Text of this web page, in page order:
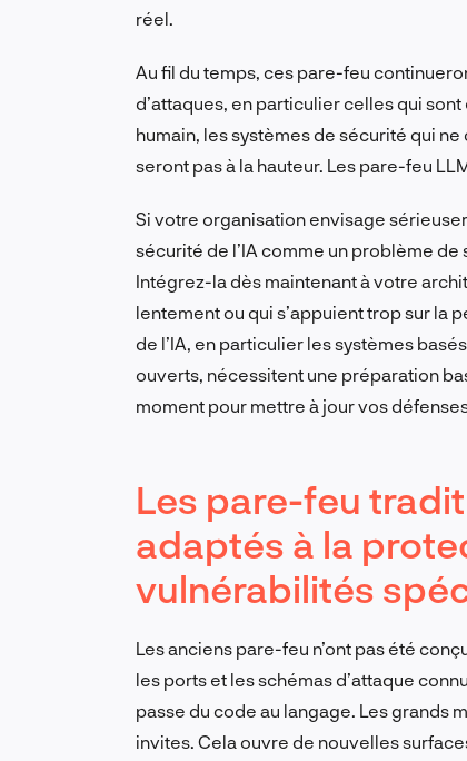
réel.
Au fil du temps, ces pare-feu
d’attaques, en particulier celles qui
humain, les systèmes de sécurité qui
seront pas à la hauteur. Les pare-feu
Si votre organisation envisage
sécurité de l’IA comme un problème de
Intégrez-la dès maintenant à votre
lentement ou qui s’appuient trop sur la
de l’IA, en particulier les systèmes
ouverts, nécessitent une préparation
moment pour mettre à jour vos
Les pare-feu
adaptés à la
vulnérabilités
Les anciens pare-feu n’ont pas été
les ports et les schémas d’attaque
passe du code au langage. Les grands
invites. Cela ouvre de nouvelles